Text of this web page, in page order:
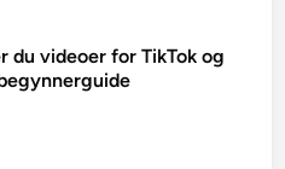
du videoer for TikTok og